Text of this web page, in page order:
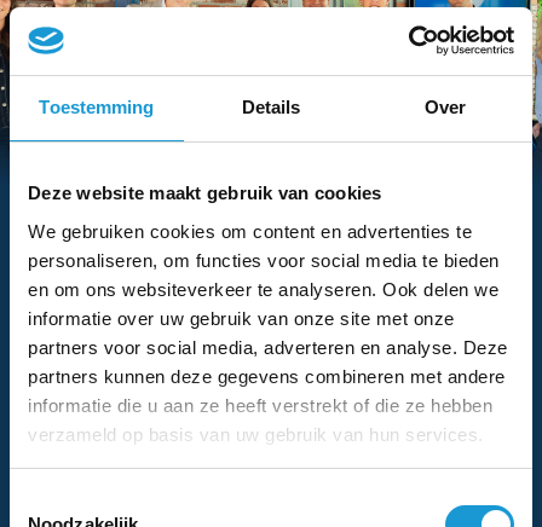
Toestemming Details Over
Deze website maakt gebruik van cookies
We gebruiken cookies om content en advertenties te
personaliseren, om functies voor social media te bieden
en om ons websiteverkeer te analyseren. Ook delen we
informatie over uw gebruik van onze site met onze
partners voor social media, adverteren en analyse. Deze
partners kunnen deze gegevens combineren met andere
informatie die u aan ze heeft verstrekt of die ze hebben
verzameld op basis van uw gebruik van hun services.
Vraag dan nu eenvoudig een
adviesgesprek aan met een van onze
adviseurs